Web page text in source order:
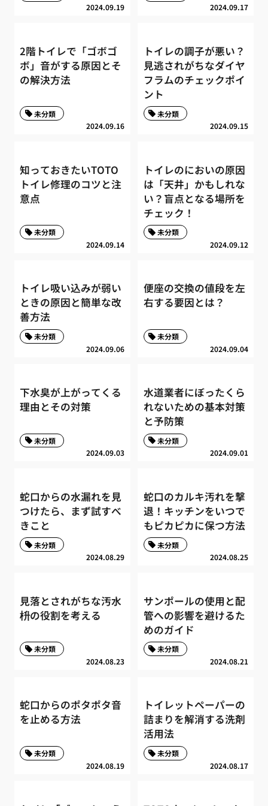
2024.09.19 2024.09.17
2階トイレで「ゴボゴ
ボ」音がする原因とそ
の解決方法
2024.09.16
未分類
トイレの調子が悪い？
見逃されがちなダイヤ
フラムのチェックポイ
ント
2024.09.15
未分類
知っておきたいTOTO
トイレ修理のコツと注
意点
2024.09.14
未分類
トイレのにおいの原因
は「天井」かもしれな
い？盲点となる場所を
チェック！
2024.09.12
未分類
トイレ吸い込みが弱い
ときの原因と簡単な改
善方法
2024.09.06
未分類
便座の交換の値段を左
右する要因とは？
2024.09.04
未分類
下水臭が上がってくる
理由とその対策
2024.09.03
未分類
水道業者にぼったくら
れないための基本対策
と予防策
2024.09.01
未分類
蛇口からの水漏れを見
つけたら、まず試すべ
きこと
2024.08.29
未分類
蛇口のカルキ汚れを撃
退！キッチンをいつで
もピカピカに保つ方法
2024.08.25
未分類
見落とされがちな汚水
枡の役割を考える
2024.08.23
未分類
サンポールの使用と配
管への影響を避けるた
めのガイド
2024.08.21
未分類
蛇口からのポタポタ音
を止める方法
2024.08.19
未分類
トイレットペーパーの
詰まりを解消する洗剤
活用法
2024.08.17
未分類